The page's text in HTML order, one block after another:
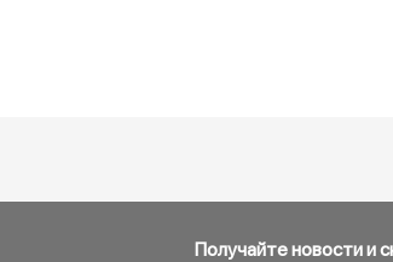
Получайте новости и